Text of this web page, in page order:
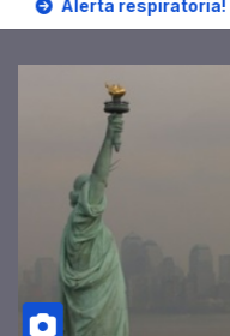
Calidad del aire